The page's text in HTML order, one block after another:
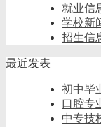
就业信
学校新
招生信
最近发表
初中毕
口腔专
中专技